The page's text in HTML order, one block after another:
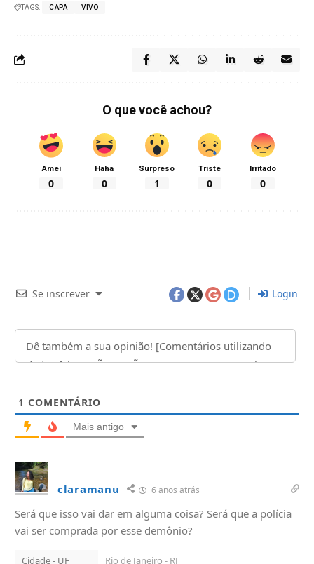
TAGS: CAPA VIVO
O que você achou?
Amei
0
Haha
0
Surpreso
1
Triste
0
Irritado
0
Se inscrever Login
1 COMENTÁRIO
Mais antigo
claramanu 6 anos atrás
Será que isso vai dar em alguma coisa? Será que a polícia
vai ser comprada por esse demônio?
Cidade - UF Rio de Janeiro - RJ